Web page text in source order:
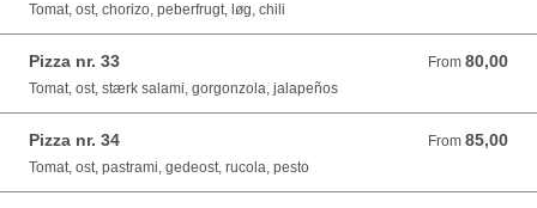
Tomat, ost, chorizo, peberfrugt, løg, chili
Pizza nr. 33 From 80,00
From 80,00 DKK
Tomat, ost, stærk salami, gorgonzola, jalapeños
Pizza nr. 34 From 85,00
From 85,00 DKK
Tomat, ost, pastrami, gedeost, rucola, pesto